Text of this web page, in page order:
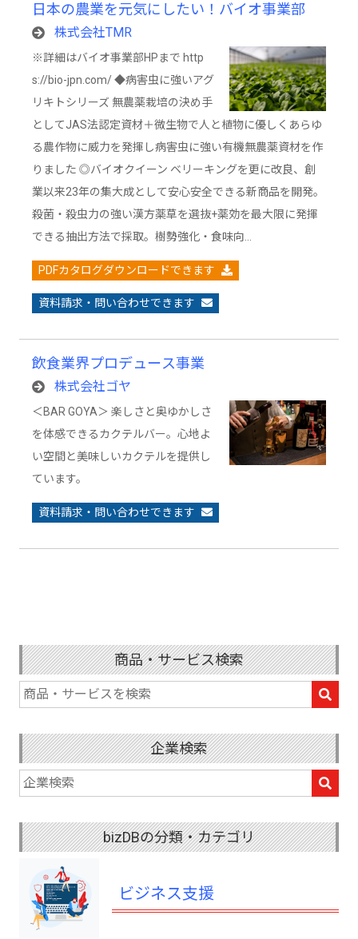
日本の農業を元気にしたい！バイオ事業部
株式会社TMR
※詳細はバイオ事業部HPまで http
s://bio-jpn.com/ ◆病害虫に強いアグ
リキトシリーズ 無農薬栽培の決め手
としてJAS法認定資材＋微生物で人と植物に優しくあらゆ
る農作物に威力を発揮し病害虫に強い有機無農薬資材を作
りました ◎バイオクイーン ベリーキングを更に改良、創
業以来23年の集大成として安心安全できる新商品を開発。
殺菌・殺虫力の強い漢方薬草を選抜+薬効を最大限に発揮
できる抽出方法で採取。樹勢強化・食味向…
PDFカタログダウンロードできます
資料請求・問い合わせできます
飲食業界プロデュース事業
株式会社ゴヤ
＜BAR GOYA＞ 楽しさと奥ゆかしさ
を体感できるカクテルバー。心地よ
い空間と美味しいカクテルを提供し
ています。
資料請求・問い合わせできます
商品・サービス検索
企業検索
bizDBの分類・カテゴリ
ビジネス支援